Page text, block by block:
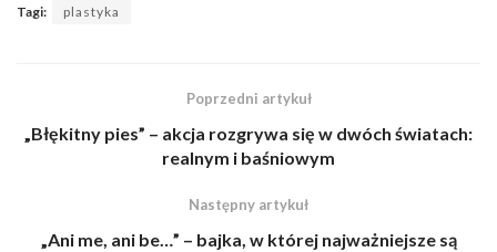
Tagi: plastyka
Poprzedni artykuł
„Błękitny pies” – akcja rozgrywa się w dwóch światach:
realnym i baśniowym
Następny artykuł
„Ani me, ani be…” – bajka, w której najważniejsze są